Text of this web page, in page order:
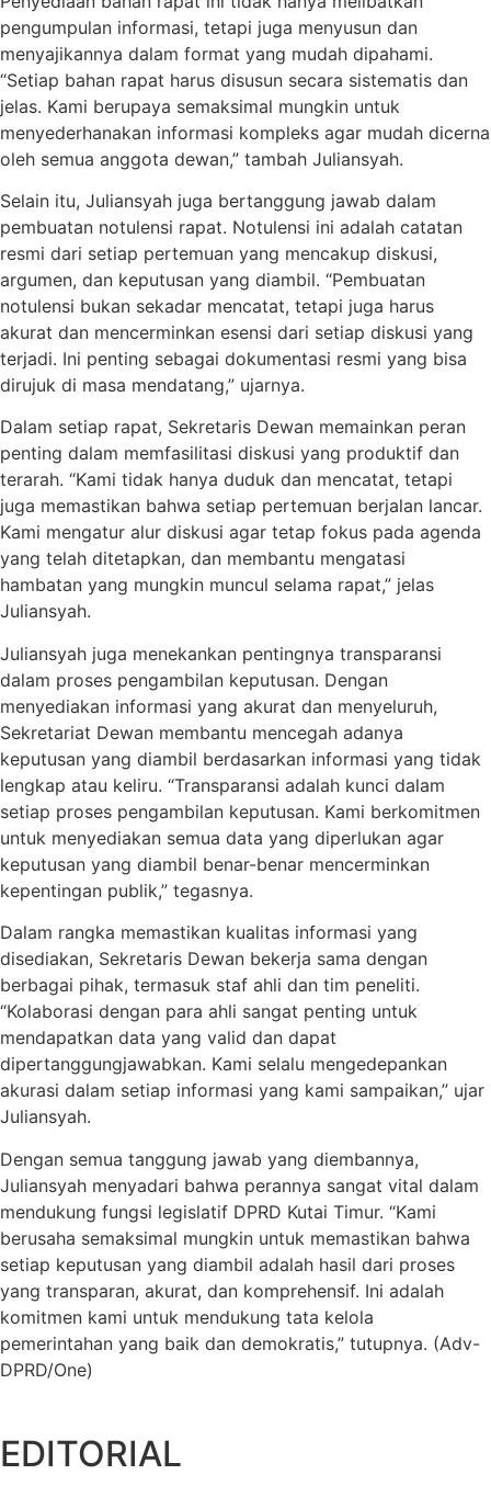
pengumpulan informasi, tetapi juga menyusun dan
menyajikannya dalam format yang mudah dipahami.
“Setiap bahan rapat harus disusun secara sistematis dan
jelas. Kami berupaya semaksimal mungkin untuk
menyederhanakan informasi kompleks agar mudah dicerna
oleh semua anggota dewan,” tambah Juliansyah.
Selain itu, Juliansyah juga bertanggung jawab dalam
pembuatan notulensi rapat. Notulensi ini adalah catatan
resmi dari setiap pertemuan yang mencakup diskusi,
argumen, dan keputusan yang diambil. “Pembuatan
notulensi bukan sekadar mencatat, tetapi juga harus
akurat dan mencerminkan esensi dari setiap diskusi yang
terjadi. Ini penting sebagai dokumentasi resmi yang bisa
dirujuk di masa mendatang,” ujarnya.
Dalam setiap rapat, Sekretaris Dewan memainkan peran
penting dalam memfasilitasi diskusi yang produktif dan
terarah. “Kami tidak hanya duduk dan mencatat, tetapi
juga memastikan bahwa setiap pertemuan berjalan lancar.
Kami mengatur alur diskusi agar tetap fokus pada agenda
yang telah ditetapkan, dan membantu mengatasi
hambatan yang mungkin muncul selama rapat,” jelas
Juliansyah.
Juliansyah juga menekankan pentingnya transparansi
dalam proses pengambilan keputusan. Dengan
menyediakan informasi yang akurat dan menyeluruh,
Sekretariat Dewan membantu mencegah adanya
keputusan yang diambil berdasarkan informasi yang tidak
lengkap atau keliru. “Transparansi adalah kunci dalam
setiap proses pengambilan keputusan. Kami berkomitmen
untuk menyediakan semua data yang diperlukan agar
keputusan yang diambil benar-benar mencerminkan
kepentingan publik,” tegasnya.
Dalam rangka memastikan kualitas informasi yang
disediakan, Sekretaris Dewan bekerja sama dengan
berbagai pihak, termasuk staf ahli dan tim peneliti.
“Kolaborasi dengan para ahli sangat penting untuk
mendapatkan data yang valid dan dapat
dipertanggungjawabkan. Kami selalu mengedepankan
akurasi dalam setiap informasi yang kami sampaikan,” ujar
Juliansyah.
Dengan semua tanggung jawab yang diembannya,
Juliansyah menyadari bahwa perannya sangat vital dalam
mendukung fungsi legislatif DPRD Kutai Timur. “Kami
berusaha semaksimal mungkin untuk memastikan bahwa
setiap keputusan yang diambil adalah hasil dari proses
yang transparan, akurat, dan komprehensif. Ini adalah
komitmen kami untuk mendukung tata kelola
pemerintahan yang baik dan demokratis,” tutupnya. (Adv-
DPRD/One)
EDITORIAL